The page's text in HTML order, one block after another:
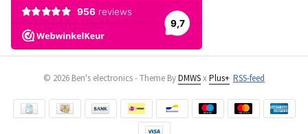
© 2026 Ben's electronics - Theme ByDMWSxPlus+ RSS-feed